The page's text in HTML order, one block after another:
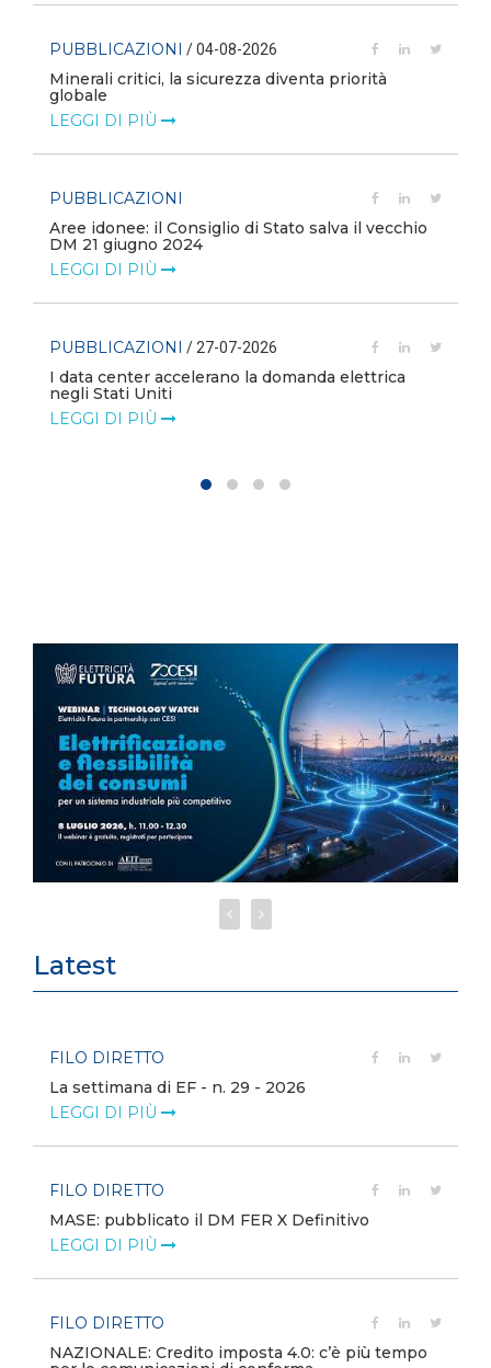
PUBBLICAZIONI
Consulta: legittimo il divieto di Ftv a terra in area
agricola
LEGGI DI PIÙ
PUBBLICAZIONI
Scendono i costi delle rinnovabili nei mercati
globali
LEGGI DI PIÙ
PUBBLICAZIONI/ 08-07-2026
L’UE registra un aumento di rinnovabili e gas
naturale
LEGGI DI PIÙ
Latest
- 2026
X Definitivo
4.0: c’è più tempo
Bollettino dell'Energia n. 7/2026
EVENTI E FORMAZIONE
Energia in transizione: reti